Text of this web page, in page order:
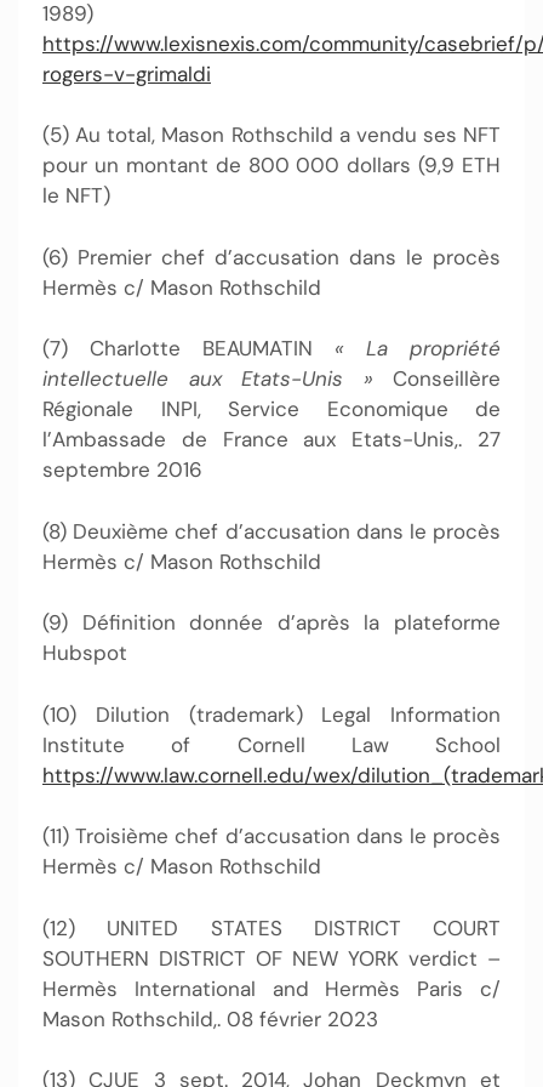
1989)
https://www.lexisnexis.com/community/casebrief/
rogers-v-grimaldi
(5) Au total, Mason Rothschild a vendu ses NFT
pour un montant de 800 000 dollars (9,9 ETH
le NFT)
(6) Premier chef d’accusation dans le procès
Hermès c/ Mason Rothschild
(7) Charlotte BEAUMATIN « La propriété
intellectuelle aux Etats-Unis » Conseillère
Régionale INPI, Service Economique de
l’Ambassade de France aux Etats-Unis,. 27
septembre 2016
(8) Deuxième chef d’accusation dans le procès
Hermès c/ Mason Rothschild
(9) Définition donnée d’après la plateforme
Hubspot
(10) Dilution (trademark) Legal Information
Institute of Cornell Law School
https://www.law.cornell.edu/wex/
(11) Troisième chef d’accusation dans le procès
Hermès c/ Mason Rothschild
(12) UNITED STATES DISTRICT COURT
SOUTHERN DISTRICT OF NEW YORK verdict –
Hermès International and Hermès Paris c/
Mason Rothschild,. 08 février 2023
(13) CJUE 3 sept. 2014, Johan Deckmyn et